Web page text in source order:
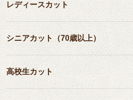
レディースカット
シニアカット（70歳以上）
高校生カット